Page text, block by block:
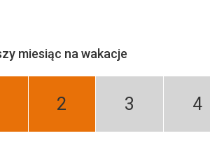
miesiąc na wakacje
Luty:
Marzec: